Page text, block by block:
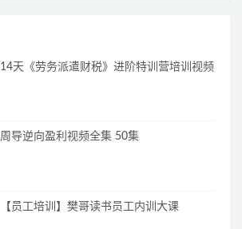
14天《劳务派遣财税》进阶特训营培训视频
周导逆向盈利视频全集 50集
【员工培训】樊哥读书员工内训大课